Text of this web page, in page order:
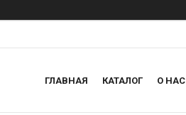
ГЛАВНАЯ КАТАЛОГ О НАС